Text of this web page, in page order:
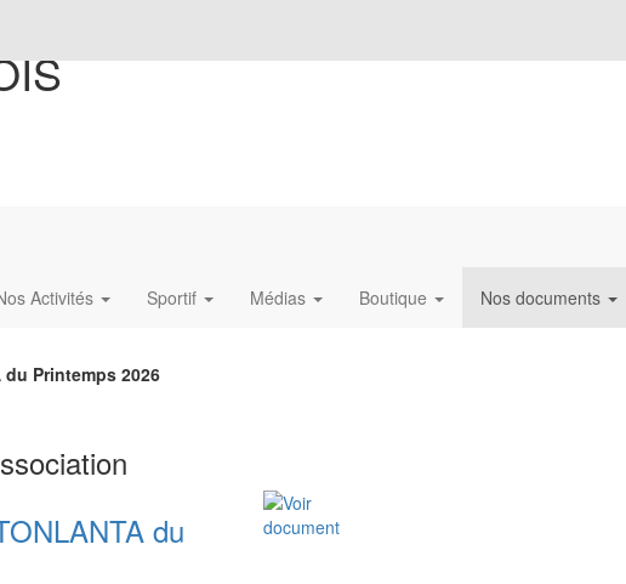
Activités Sportif Médias Boutique Nos documents
du Printemps 2026
du